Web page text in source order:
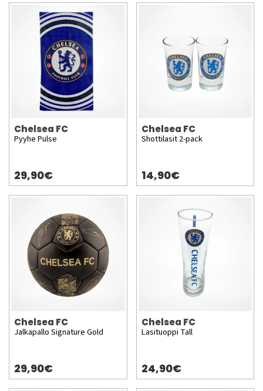
Chelsea FC
Pyyhe Pulse
29,90€
Chelsea FC
Shottilasit 2-pack
14,90€
Chelsea FC
Jalkapallo Signature Gold
29,90€
Chelsea FC
Lasituoppi Tall
24,90€